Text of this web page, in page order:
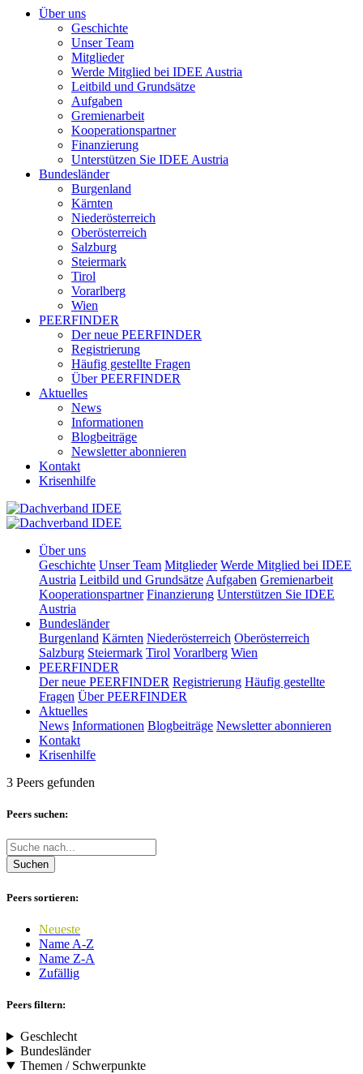
Über uns
Geschichte
Unser Team
Mitglieder
Werde Mitglied bei IDEE Austria
Leitbild und Grundsätze
Aufgaben
Gremienarbeit
Kooperationspartner
Finanzierung
Unterstützen Sie IDEE Austria
Bundesländer
Burgenland
Kärnten
Niederösterreich
Oberösterreich
Salzburg
Steiermark
Tirol
Vorarlberg
Wien
PEERFINDER
Der neue PEERFINDER
Registrierung
Häufig gestellte Fragen
Über PEERFINDER
Aktuelles
News
Informationen
Blogbeiträge
Newsletter abonnieren
Kontakt
Krisenhilfe
Über uns
Geschichte Unser Team Mitglieder Werde Mitglied bei IDEE
Austria Leitbild und Grundsätze Aufgaben Gremienarbeit
Kooperationspartner Finanzierung Unterstützen Sie IDEE
Austria
Bundesländer
Burgenland Kärnten Niederösterreich Oberösterreich
Salzburg Steiermark Tirol Vorarlberg Wien
PEERFINDER
Der neue PEERFINDER Registrierung Häufig gestellte
Fragen Über PEERFINDER
Aktuelles
News Informationen Blogbeiträge Newsletter abonnieren
Kontakt
Krisenhilfe
3 Peers gefunden
Peers suchen:
Suchen
Peers sortieren:
Neueste
Name A-Z
Name Z-A
Zufällig
Peers filtern:
Geschlecht
Bundesländer
Themen / Schwerpunkte